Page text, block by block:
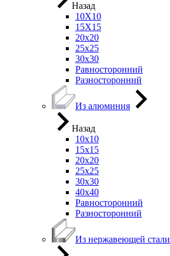
Назад
10Х10
15Х15
20х20
25х25
30х30
Равносторонний
Разносторонний
Из алюминия
Назад
10х10
15х15
20х20
25х25
30х30
40х40
Равносторонний
Разносторонний
Из нержавеющей стали